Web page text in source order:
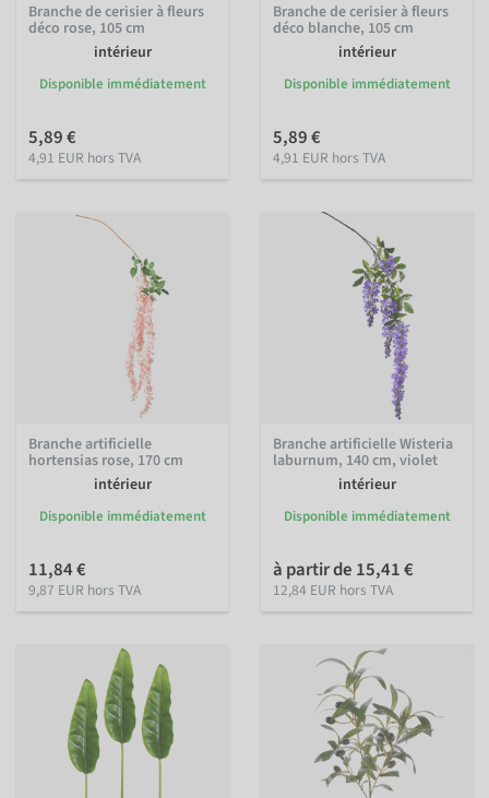
Branche de cerisier à fleurs
déco rose, 105 cm
intérieur
Disponible immédiatement
5,89 €
4,91 EUR hors TVA
Branche de cerisier à fleurs
déco blanche, 105 cm
intérieur
Disponible immédiatement
5,89 €
4,91 EUR hors TVA
Branche artificielle
hortensias rose, 170 cm
intérieur
Disponible immédiatement
11,84 €
9,87 EUR hors TVA
Branche artificielle Wisteria
laburnum, 140 cm, violet
intérieur
Disponible immédiatement
à partir de 15,41 €
12,84 EUR hors TVA